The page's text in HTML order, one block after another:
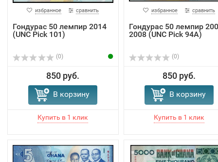
избранное сравнить
Гондурас 50 лемпир 2014
(UNC Pick 101)
(0)
850 руб.
В корзину
избранное сравнить
Гондурас 50 лемпир
2008 (UNC Pick 94A)
(0)
850 руб.
В корзину